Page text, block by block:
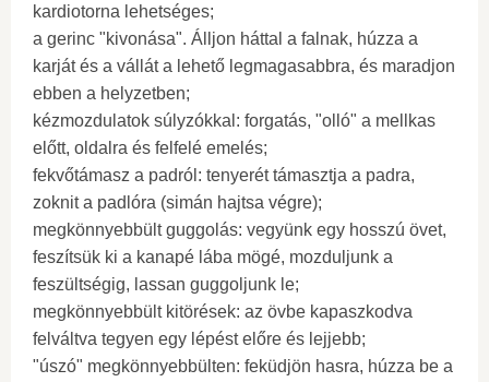
kardiotorna lehetséges;
a gerinc "kivonása". Álljon háttal a falnak, húzza a
karját és a vállát a lehető legmagasabbra, és maradjon
ebben a helyzetben;
kézmozdulatok súlyzókkal: forgatás, "olló" a mellkas
előtt, oldalra és felfelé emelés;
fekvőtámasz a padról: tenyerét támasztja a padra,
zoknit a padlóra (simán hajtsa végre);
megkönnyebbült guggolás: vegyünk egy hosszú övet,
feszítsük ki a kanapé lába mögé, mozduljunk a
feszültségig, lassan guggoljunk le;
megkönnyebbült kitörések: az övbe kapaszkodva
felváltva tegyen egy lépést előre és lejjebb;
"úszó" megkönnyebbülten: feküdjön hasra, húzza be a